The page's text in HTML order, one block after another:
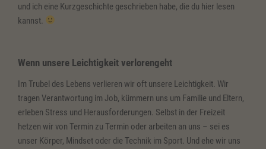
und ich eine Kurzgeschichte geschrieben habe, die du hier lesen
kannst.
Wenn unsere Leichtigkeit verlorengeht
Im Trubel des Lebens verlieren wir oft unsere Leichtigkeit. Wir
tragen Verantwortung im Job, kümmern uns um Familie und Eltern,
erleben Stress und Herausforderungen. Selbst in der Freizeit
hetzen wir von Termin zu Termin oder arbeiten an uns – sei es
unser Körper, Mindset oder die Technik im Sport. Und ehe wir uns